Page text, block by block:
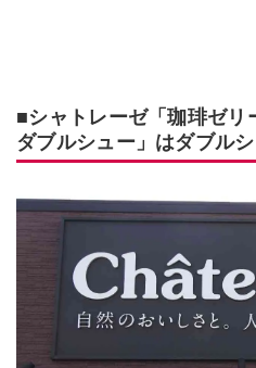
■シャトレーゼ「珈琲ゼリ
ダブルシュー」はダブルシ